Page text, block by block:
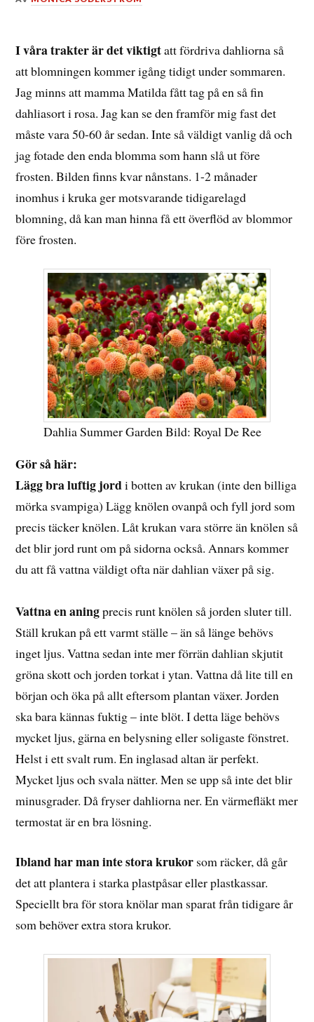
2021
I våra trakter är det viktigtatt fördriva dahliorna så
att blomningen kommer igång tidigt under sommaren.
Jag minns att mamma Matilda fått tag på en så fin
dahliasort i rosa. Jag kan se den framför mig fast det
måste vara 50-60 år sedan. Inte så väldigt vanlig då och
jag fotade den enda blomma som hann slå ut före
frosten. Bilden finns kvar nånstans. 1-2 månader
inomhus i kruka ger motsvarande tidigarelagd
blomning, då kan man hinna få ett överflöd av blommor
före frosten.
Dahlia Summer Garden Bild: Royal De Ree
Gör så här:
Lägg bra luftig jordi botten av krukan (inte den billiga
mörka svampiga) Lägg knölen ovanpå och fyll jord som
precis täcker knölen. Låt krukan vara större än knölen så
det blir jord runt om på sidorna också. Annars kommer
du att få vattna väldigt ofta när dahlian växer på sig.
Vattna en aningprecis runt knölen så jorden sluter till.
Ställ krukan på ett varmt ställe – än så länge behövs
inget ljus. Vattna sedan inte mer förrän dahlian skjutit
gröna skott och jorden torkat i ytan. Vattna då lite till en
början och öka på allt eftersom plantan växer. Jorden
ska bara kännas fuktig – inte blöt. I detta läge behövs
mycket ljus, gärna en belysning eller soligaste fönstret.
Helst i ett svalt rum. En inglasad altan är perfekt.
Mycket ljus och svala nätter. Men se upp så inte det blir
minusgrader. Då fryser dahliorna ner. En värmefläkt mer
termostat är en bra lösning.
Ibland har man inte stora krukor som räcker, då går
det att plantera i starka plastpåsar eller plastkassar.
Speciellt bra för stora knölar man sparat från tidigare år
som behöver extra stora krukor.